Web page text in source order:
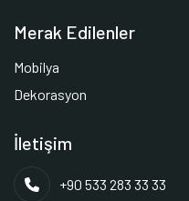
Merak Edilenler
Mobilya
Dekorasyon
İletişim
+90 533 283 33 33